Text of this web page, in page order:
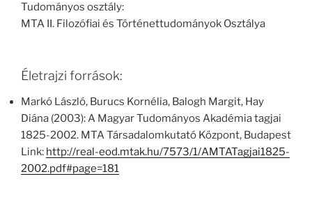
Tudományos osztály:
MTA II. Filozófiai és Történettudományok Osztálya
Életrajzi források:
Markó László, Burucs Kornélia, Balogh Margit, Hay
Diána (2003): A Magyar Tudományos Akadémia tagjai
1825-2002. MTA Társadalomkutató Központ, Budapest
Link: http://real-eod.mtak.hu/7573/1/AMTATagjai1825-
2002.pdf#page=181